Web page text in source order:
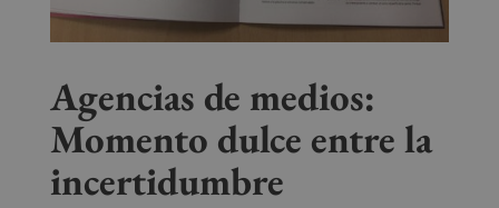
Agencias de medios:
Momento dulce entre la
incertidumbre